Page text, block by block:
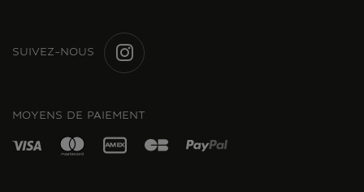
SUIVEZ-NOUS
MOYENS DE PAIEMENT